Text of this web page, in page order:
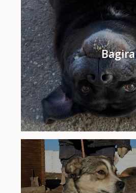
Bagira